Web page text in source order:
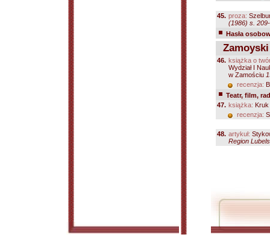
45. proza:
(1986) s.
Hasła
Zamoyski
46. książka o
Wydział I
w Zamościu
recenzja:
Teatr, film,
47. książka:
recenzja:
48. artykuł:
Region